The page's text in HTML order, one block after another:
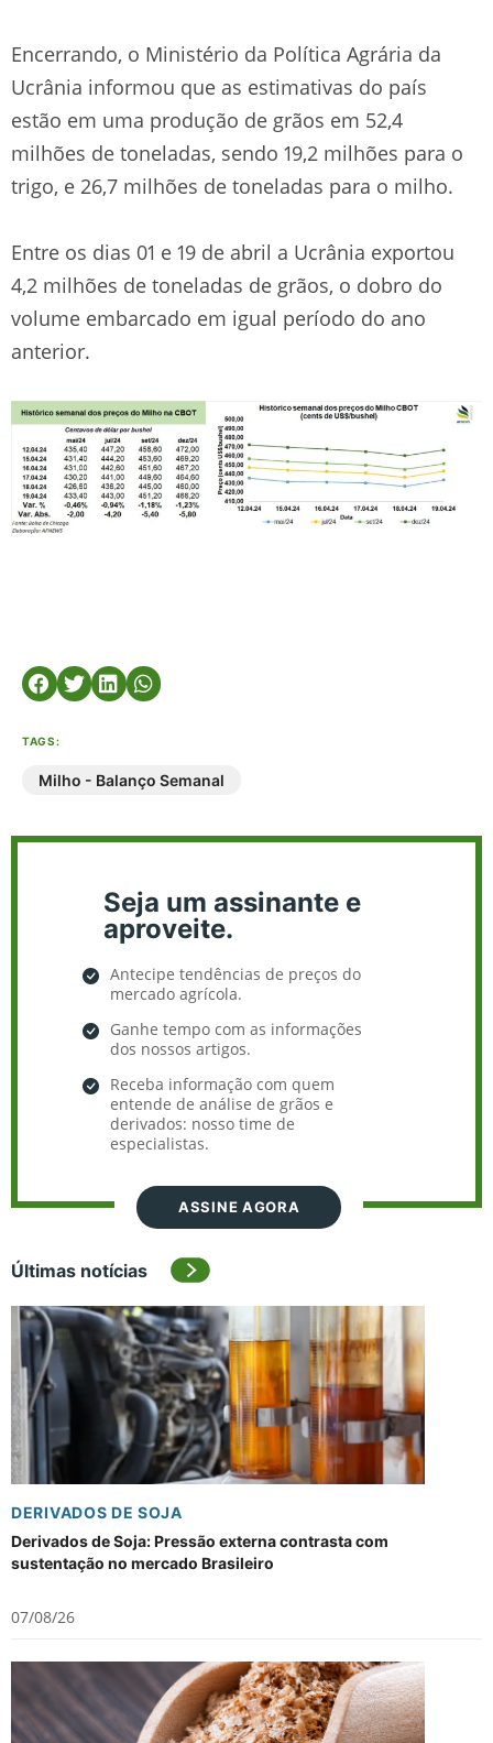
Encerrando, o Ministério da Política Agrária da
Ucrânia informou que as estimativas do país
estão em uma produção de grãos em 52,4
milhões de toneladas, sendo 19,2 milhões para o
trigo, e 26,7 milhões de toneladas para o milho.
Entre os dias 01 e 19 de abril a Ucrânia exportou
4,2 milhões de toneladas de grãos, o dobro do
volume embarcado em igual período do ano
anterior.
TAGS:
Milho - Balanço Semanal
Seja um assinante e
aproveite.
Antecipe tendências de preços do
mercado agrícola.
Ganhe tempo com as informações
dos nossos artigos.
Receba informação com quem
entende de análise de grãos e
derivados: nosso time de
especialistas.
ASSINE AGORA
Últimas notícias
DERIVADOS DE SOJA
Derivados de Soja: Pressão externa contrasta com
sustentação no mercado Brasileiro
07/08/26